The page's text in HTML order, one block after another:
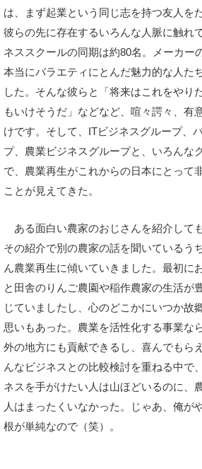
は、まず起業という同じ志を持つ友人を
彼らの先に存在するいろんな人脈に触れ
ネススクールの同期は約80名。メーカー
本当にバラエティにとんだ魅力的な人た
した。そんな彼らと「将来はこれをやり
もいけそうだ」などなど、喧々諤々、有
けです。そして、ITビジネスグループ、
プ、農業ビジネスグループと、いろんな
で、農業再生がこれからの日本にとって
ことが見えてきた。
ある面白い農家のおじさんを紹介して
その紹介で別の農家の話を聞いているう
ん農業再生に傾いていきました。最初に
と田舎のりんご農園や稲作農家の生活が
じていましたし、心のどこかにいつか故
思いもあった。農業を活性化する事業な
外の地方にも貢献できるし、喜んでもら
んなビジネスとの比較検討を重ねる中で
ネスを手がけたい人は山ほどいるのに、
人はまったくいなかった。じゃあ、俺が
根が単純なので（笑）。